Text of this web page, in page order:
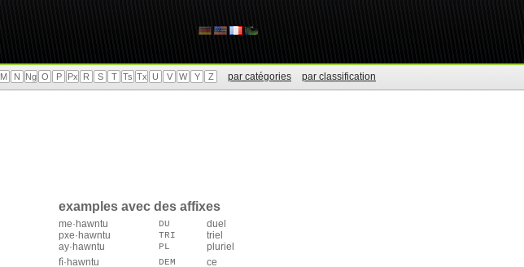
M N Ng O P Px R S T Ts Tx U V W Y Z par catégories par classification
examples avec des affixes
me·hawntu DU
duel
pxe·hawntu
TRI
triel
ay·hawntu
PL
pluriel
fì·hawntu
DEM
ce